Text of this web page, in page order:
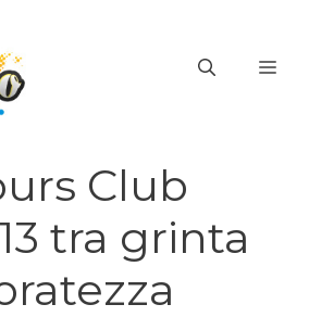
Club
tra grinta